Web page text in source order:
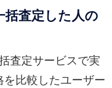
括査定した人の
査定サービスで実
比較したユーザー